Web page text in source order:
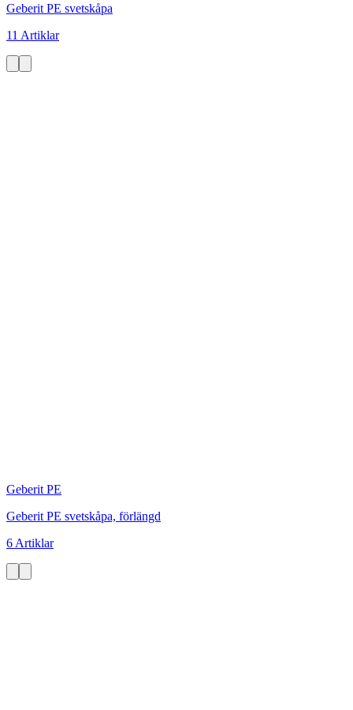
Geberit PE svetskåpa
11 Artiklar
Geberit PE
Geberit PE svetskåpa, förlängd
6 Artiklar